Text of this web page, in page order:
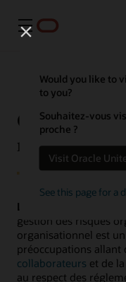
Menu
Would you like to
to you?
Souhaitez-vous
proche ?
Visit Oracle
See this page for a
Qu’est-ce
risques
La gestion des risques
gestion des risques
organisationnel est
préoccupations allant
collaborateurs et de
au respect des